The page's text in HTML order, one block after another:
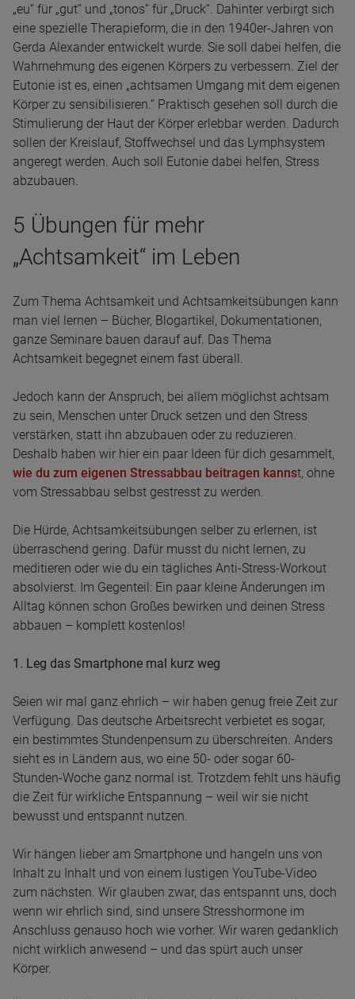
„eu“ für „gut“ und „tonos“ für „Druck“. Dahinter verbirgt sich
eine spezielle Therapieform, die in den 1940er-Jahren von
Gerda Alexander entwickelt wurde. Sie soll dabei helfen, die
Wahrnehmung des eigenen Körpers zu verbessern. Ziel der
Eutonie ist es, einen „achtsamen Umgang mit dem eigenen
Körper zu sensibilisieren.“ Praktisch gesehen soll durch die
Stimulierung der Haut der Körper erlebbar werden. Dadurch
sollen der Kreislauf, Stoffwechsel und das Lymphsystem
angeregt werden. Auch soll Eutonie dabei helfen, Stress
abzubauen.
5 Übungen für mehr
„Achtsamkeit“ im Leben
Zum Thema Achtsamkeit und Achtsamkeitsübungen kann
man viel lernen – Bücher, Blogartikel, Dokumentationen,
ganze Seminare bauen darauf auf. Das Thema
Achtsamkeit begegnet einem fast überall.
Jedoch kann der Anspruch, bei allem möglichst achtsam
zu sein, Menschen unter Druck setzen und den Stress
verstärken, statt ihn abzubauen oder zu reduzieren.
Deshalb haben wir hier ein paar Ideen für dich gesammelt,
wie du zum eigenen Stressabbau beitragen kannst, ohne
vom Stressabbau selbst gestresst zu werden.
Die Hürde, Achtsamkeitsübungen selber zu erlernen, ist
überraschend gering. Dafür musst du nicht lernen, zu
meditieren oder wie du ein tägliches Anti-Stress-Workout
absolvierst. Im Gegenteil: Ein paar kleine Änderungen im
Alltag können schon Großes bewirken und deinen Stress
abbauen – komplett kostenlos!
1. Leg das Smartphone mal kurz weg
Seien wir mal ganz ehrlich – wir haben genug freie Zeit zur
Verfügung. Das deutsche Arbeitsrecht verbietet es sogar,
ein bestimmtes Stundenpensum zu überschreiten. Anders
sieht es in Ländern aus, wo eine 50- oder sogar 60-
Stunden-Woche ganz normal ist. Trotzdem fehlt uns häufig
die Zeit für wirkliche Entspannung – weil wir sie nicht
bewusst und entspannt nutzen.
Wir hängen lieber am Smartphone und hangeln uns von
Inhalt zu Inhalt und von einem lustigen YouTube-Video
zum nächsten. Wir glauben zwar, das entspannt uns, doch
wenn wir ehrlich sind, sind unsere Stresshormone im
Anschluss genauso hoch wie vorher. Wir waren gedanklich
nicht wirklich anwesend – und das spürt auch unser
Körper.